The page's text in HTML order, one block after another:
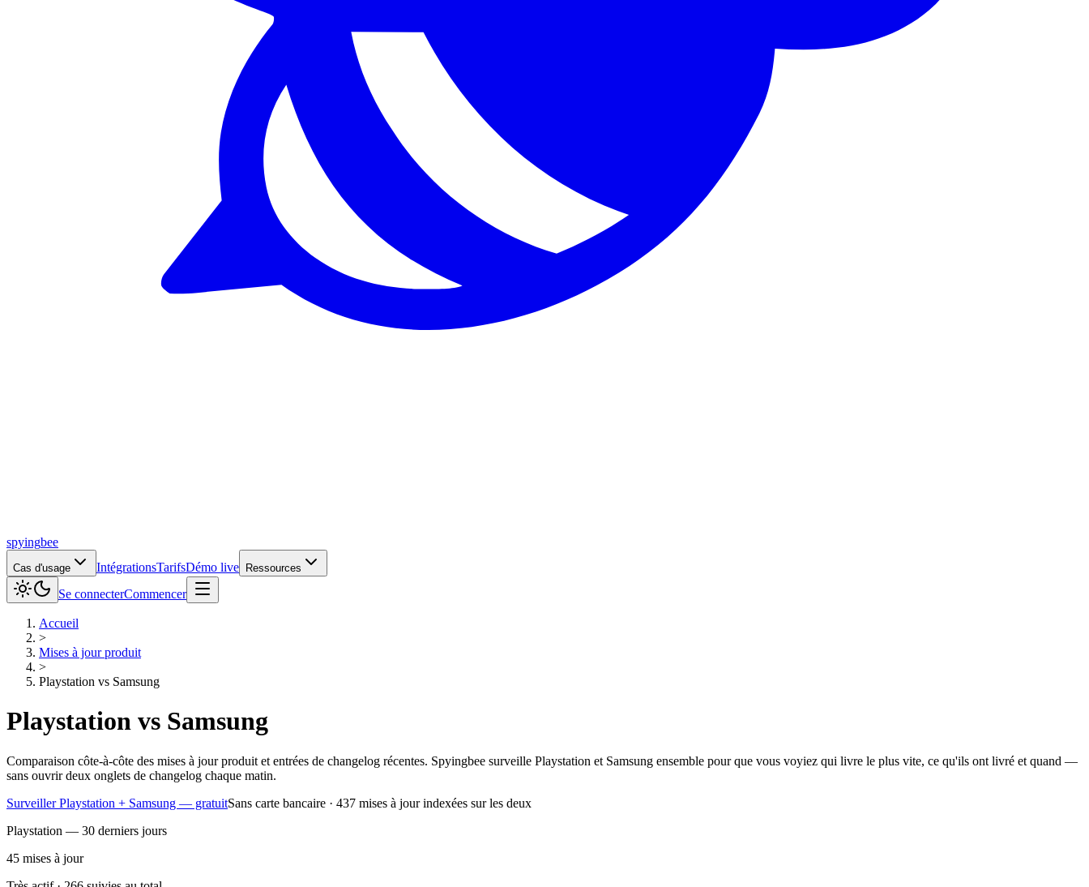
spyingbee
Cas d'usage IntégrationsTarifsDémo live Ressources
Se connecterCommencer
Accueil
>
Mises à jour produit
>
Playstation vs Samsung
Playstation vs Samsung
Comparaison côte-à-côte des mises à jour produit et entrées de changelog récentes. Spyingbee surveille Playstation et Samsung ensemble pour que vous voyiez qui livre le plus vite, ce qu'ils ont livré et quand —
sans ouvrir deux onglets de changelog chaque matin.
Surveiller Playstation + Samsung — gratuitSans carte bancaire · 437 mises à jour indexées sur les deux
Playstation — 30 derniers jours
45 mises à jour